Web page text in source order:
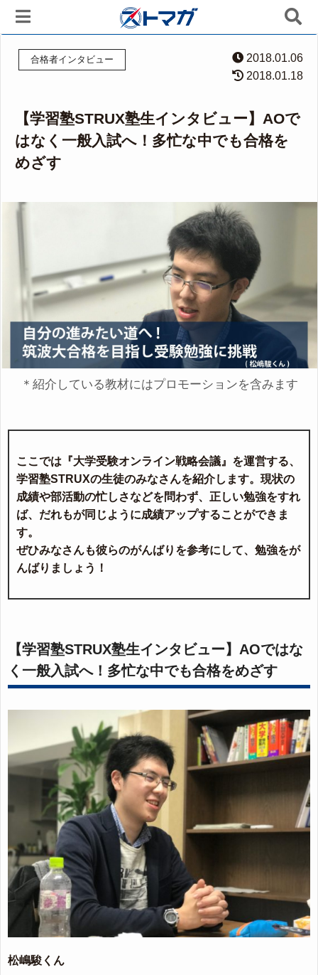
合格者インタビュー
2018.01.06
2018.01.18
【学習塾STRUX塾生インタビュー】AOで
はなく一般入試へ！多忙な中でも合格を
めざす
＊紹介している教材にはプロモーションを含みます
ここでは『大学受験オンライン戦略会議』を運営する、
学習塾STRUXの生徒のみなさんを紹介します。現状の
成績や部活動の忙しさなどを問わず、正しい勉強をすれ
ば、だれもが同じように成績アップすることができま
す。
ぜひみなさんも彼らのがんばりを参考にして、勉強をが
んばりましょう！
【学習塾STRUX塾生インタビュー】AOではな
く一般入試へ！多忙な中でも合格をめざす
松嶋駿くん